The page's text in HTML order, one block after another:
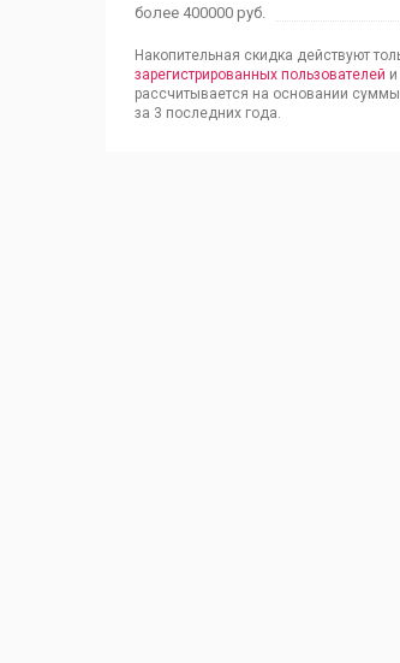
более 400000 руб.
Накопительная скидка действуют
зарегистрированных пользователей и
рассчитывается на основании суммы
за 3 последних года.